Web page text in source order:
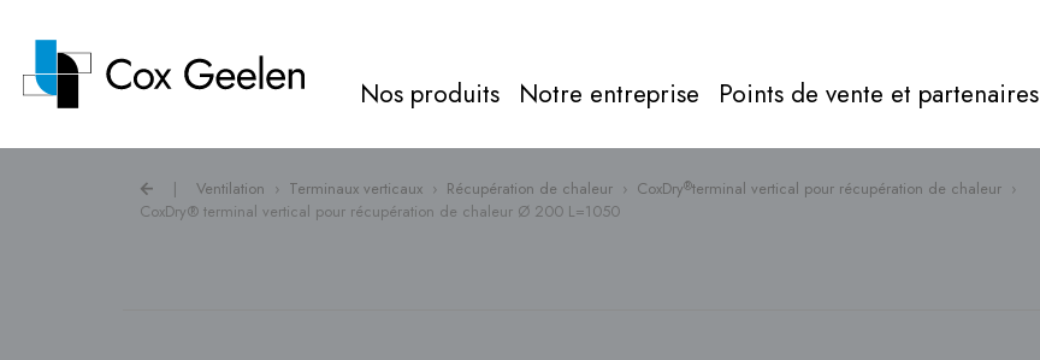
Nos produits Notre entreprise Points de vente et partenaires
| Ventilation › Terminaux verticaux › Récupération de chaleur › CoxDry®terminal vertical pour récupération de chaleur ›
CoxDry® terminal vertical pour récupération de chaleur Ø 200 L=1050